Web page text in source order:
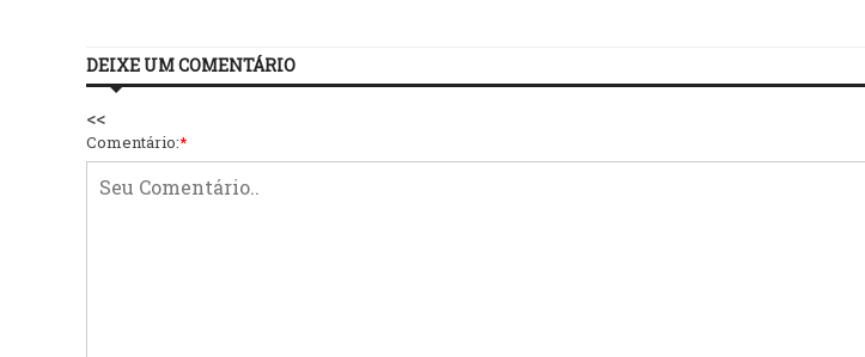
DEIXE UM COMENTÁRIO
<<
Comentário:*